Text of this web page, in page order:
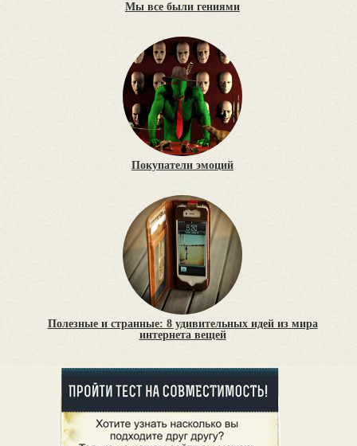
Мы все были гениями
Покупатели эмоций
Полезные и странные: 8 удивительных идей из мира
интернета вещей